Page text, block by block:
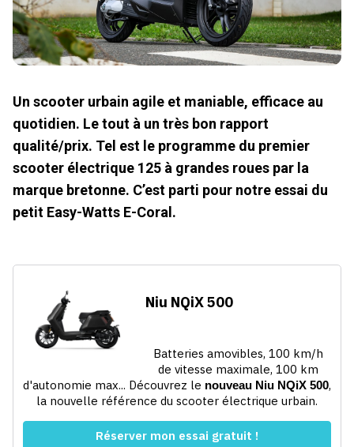
Un scooter urbain agile et maniable, efficace au
quotidien. Le tout à un très bon rapport
qualité/prix. Tel est le programme du premier
scooter électrique 125 à grandes roues par la
marque bretonne. C’est parti pour notre essai du
petit Easy-Watts E-Coral.